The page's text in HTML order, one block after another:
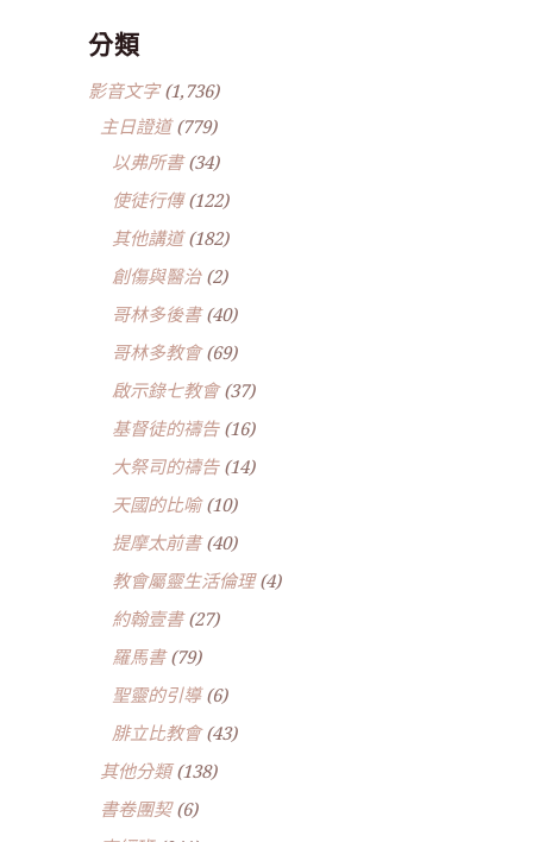
分類
影音文字(1,736)
主日證道(779)
以弗所書(34)
使徒行傳(122)
其他講道(182)
創傷與醫治(2)
哥林多後書(40)
哥林多教會(69)
啟示錄七教會(37)
基督徒的禱告(16)
大祭司的禱告(14)
天國的比喻(10)
提摩太前書(40)
教會屬靈生活倫理(4)
約翰壹書(27)
羅馬書(79)
聖靈的引導(6)
腓立比教會(43)
其他分類(138)
書卷團契(6)